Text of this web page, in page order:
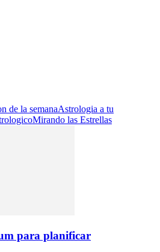
de la semanaAstrologia a tu
Mirando las Estrellas
para planificar